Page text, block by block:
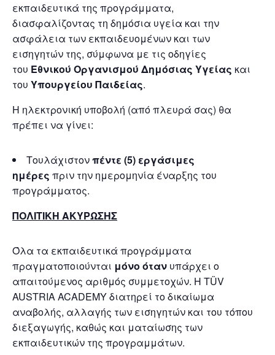
εκπαιδευτικά της προγράμματα,
διασφαλίζοντας τη δημόσια υγεία και την
ασφάλεια των εκπαιδευομένων και των
εισηγητών της, σύμφωνα με τις οδηγίες
του Εθνικού Οργανισμού Δημόσιας Υγείας και
του Υπουργείου Παιδείας.
Η ηλεκτρονική υποβολή (από πλευρά σας) θα
πρέπει να γίνει:
Τουλάχιστονπέντε (5) εργάσιμες
ημέρες πριν την ημερομηνία έναρξης του
προγράμματος.
ΠΟΛΙΤΙΚΗ ΑΚΥΡΩΣΗΣ
Όλα τα εκπαιδευτικά προγράμματα
πραγματοποιούνται μόνο όταν υπάρχει ο
απαιτούμενος αριθμός συμμετοχών. Η TÜV
AUSTRIA ACADEMY διατηρεί το δικαίωμα
αναβολής, αλλαγής των εισηγητών και του τόπου
διεξαγωγής, καθώς και ματαίωσης των
εκπαιδευτικών της προγραμμάτων.